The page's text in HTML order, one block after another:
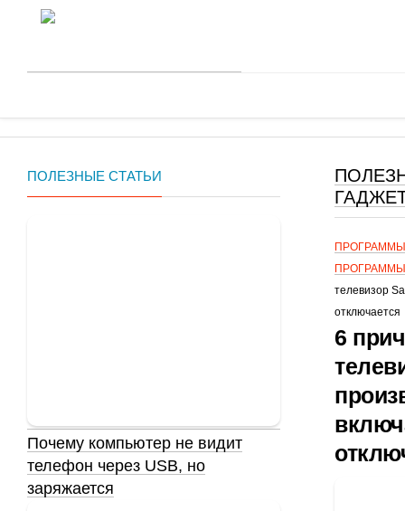
О проекте
Контакты
Главная
телевизор
отключается
6
ПОЛЕЗНЫЕ СТАТЬИ
Почему компьютер не видит
телефон через USB, но
заряжается